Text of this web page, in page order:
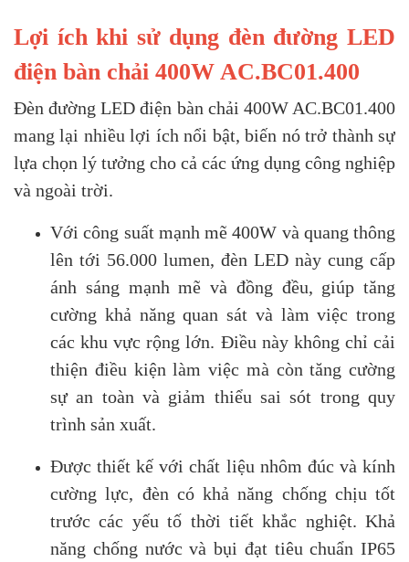
Lợi ích khi sử dụng đèn đường LED
điện bàn chải 400W AC.BC01.400
Đèn đường LED điện bàn chải 400W AC.BC01.400
mang lại nhiều lợi ích nổi bật, biến nó trở thành sự
lựa chọn lý tưởng cho cả các ứng dụng công nghiệp
và ngoài trời.
Với công suất mạnh mẽ 400W và quang thông
lên tới 56.000 lumen, đèn LED này cung cấp
ánh sáng mạnh mẽ và đồng đều, giúp tăng
cường khả năng quan sát và làm việc trong
các khu vực rộng lớn. Điều này không chỉ cải
thiện điều kiện làm việc mà còn tăng cường
sự an toàn và giảm thiểu sai sót trong quy
trình sản xuất.
Được thiết kế với chất liệu nhôm đúc và kính
cường lực, đèn có khả năng chống chịu tốt
trước các yếu tố thời tiết khắc nghiệt. Khả
năng chống nước và bụi đạt tiêu chuẩn IP65